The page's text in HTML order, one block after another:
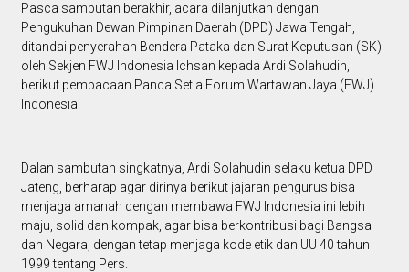
Pasca sambutan berakhir, acara dilanjutkan dengan
Pengukuhan Dewan Pimpinan Daerah (DPD) Jawa Tengah,
ditandai penyerahan Bendera Pataka dan Surat Keputusan (SK)
oleh Sekjen FWJ Indonesia Ichsan kepada Ardi Solahudin,
berikut pembacaan Panca Setia Forum Wartawan Jaya (FWJ)
Indonesia.
Dalan sambutan singkatnya, Ardi Solahudin selaku ketua DPD
Jateng, berharap agar dirinya berikut jajaran pengurus bisa
menjaga amanah dengan membawa FWJ Indonesia ini lebih
maju, solid dan kompak, agar bisa berkontribusi bagi Bangsa
dan Negara, dengan tetap menjaga kode etik dan UU 40 tahun
1999 tentang Pers.